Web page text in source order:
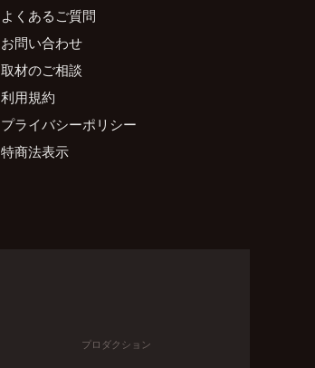
よくあるご質問
お問い合わせ
取材のご相談
利用規約
プライバシーポリシー
特商法表示
プロダクション